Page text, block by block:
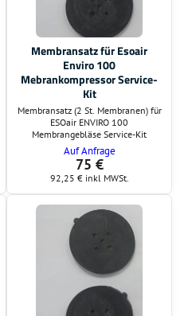
Membransatz für Esoair
Enviro 100
Mebrankompressor Service-
Kit
Membransatz (2 St. Membranen) für
ESOair ENVIRO 100
Membrangebläse Service-Kit
Auf Anfrage
75 €
92,25 € inkl MWSt.